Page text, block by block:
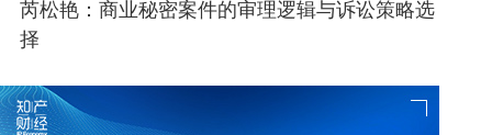
芮松艳：商业秘密案件的审理逻辑与诉讼策略选
择